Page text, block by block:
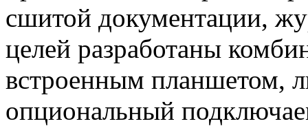
сшитой документации,
целей разработаны
встроенным планшетом,
опциональный